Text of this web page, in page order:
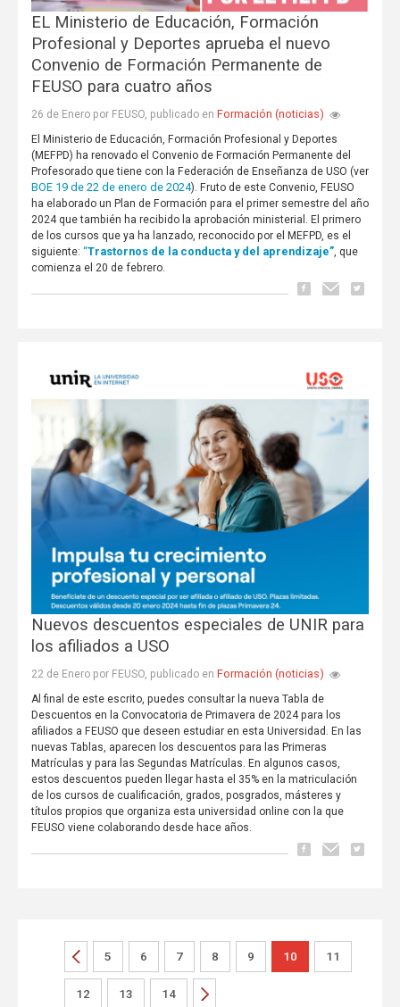
EL Ministerio de Educación, Formación
Profesional y Deportes aprueba el nuevo
Convenio de Formación Permanente de
FEUSO para cuatro años
26 de Enero por FEUSO, publicado en Formación (noticias)
El Ministerio de Educación, Formación Profesional y Deportes
(MEFPD) ha renovado el Convenio de Formación Permanente del
Profesorado que tiene con la Federación de Enseñanza de USO (ver
BOE 19 de 22 de enero de 2024). Fruto de este Convenio, FEUSO
ha elaborado un Plan de Formación para el primer semestre del año
2024 que también ha recibido la aprobación ministerial. El primero
de los cursos que ya ha lanzado, reconocido por el MEFPD, es el
siguiente: “Trastornos de la conducta y del aprendizaje”, que
comienza el 20 de febrero.
Nuevos descuentos especiales de UNIR para
los afiliados a USO
22 de Enero por FEUSO, publicado en Formación (noticias)
Al final de este escrito, puedes consultar la nueva Tabla de
Descuentos en la Convocatoria de Primavera de 2024 para los
afiliados a FEUSO que deseen estudiar en esta Universidad. En las
nuevas Tablas, aparecen los descuentos para las Primeras
Matrículas y para las Segundas Matrículas. En algunos casos,
estos descuentos pueden llegar hasta el 35% en la matriculación
de los cursos de cualificación, grados, posgrados, másteres y
títulos propios que organiza esta universidad online con la que
FEUSO viene colaborando desde hace años.
5 6 7 8 9 10 11
12 13 14